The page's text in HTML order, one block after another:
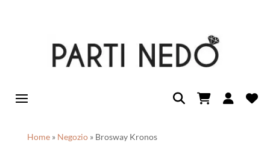
Home» Negozio» Brosway Kronos